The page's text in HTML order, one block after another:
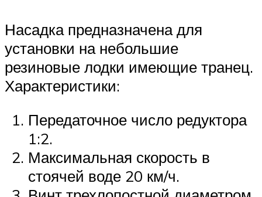
Насадка предназначена для
установки на небольшие
резиновые лодки имеющие транец.
Характеристики:
Передаточное число редуктора
1:2.
Максимальная скорость в
стоячей воде 20 км/ч.